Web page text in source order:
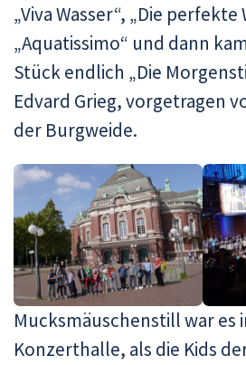
„Viva Wasser“, „Die perfekte
„Aquatissimo“ und dann
Stück endlich „Die
Edvard Grieg, vorgetragen
der Burgweide.
Mucksmäuschenstill war es
Konzerthalle, als die Kids